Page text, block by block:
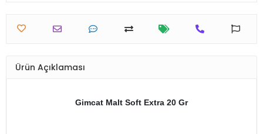
Ürün Açıklaması
Gimcat Malt Soft Extra 20 Gr